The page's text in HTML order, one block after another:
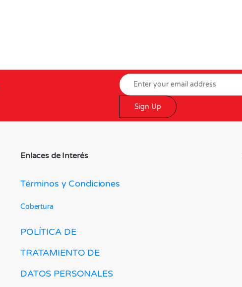
Sign Up
Enlaces de Interés
Términos y Condiciones
Cobertura
POLÍTICA DE
TRATAMIENTO DE
DATOS PERSONALES